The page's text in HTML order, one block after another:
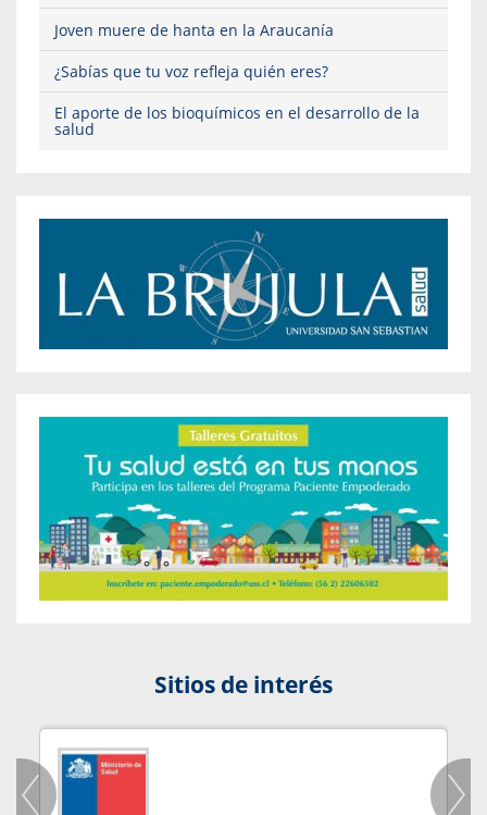
Joven muere de hanta en la Araucanía
¿Sabías que tu voz refleja quién eres?
El aporte de los bioquímicos en el desarrollo de la
salud
Sitios de interés